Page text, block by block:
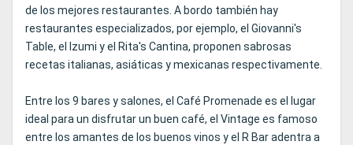
de los mejores restaurantes. A bordo también hay
restaurantes especializados, por ejemplo, el Giovanni's
Table, el Izumi y el Rita's Cantina, proponen sabrosas
recetas italianas, asiáticas y mexicanas respectivamente.
Entre los 9 bares y salones, el Café Promenade es el lugar
ideal para un disfrutar un buen café, el Vintage es famoso
entre los amantes de los buenos vinos y el R Bar adentra a